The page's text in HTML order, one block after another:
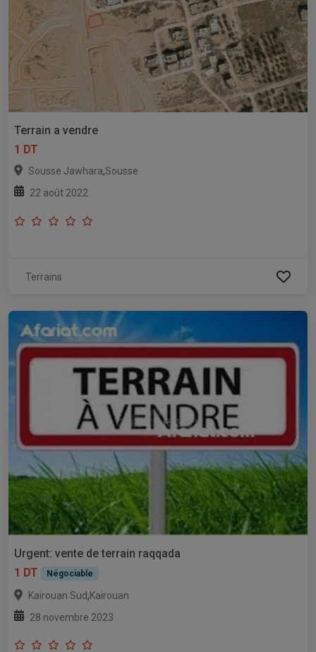
Terrain a vendre
1 DT
Sousse Jawhara,Sousse
22 août 2022
Terrains
Urgent: vente de terrain raqqada
1 DT
Négociable
Kairouan Sud,Kairouan
28 novembre 2023